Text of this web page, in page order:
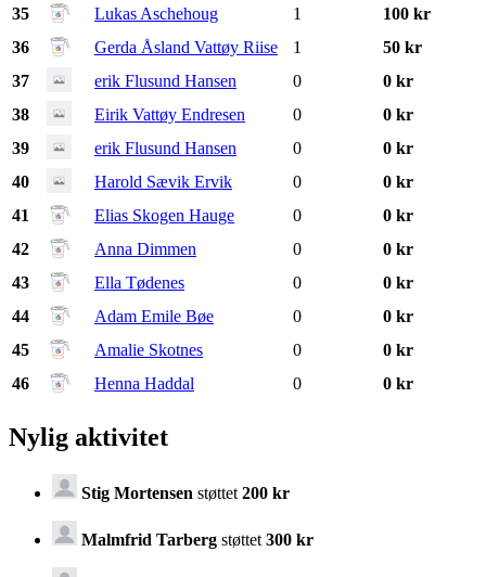
35 Lukas Aschehoug 1
100 kr
36
Gerda Åsland Vattøy Riise 1
50 kr
37
erik Flusund Hansen 0
0 kr
38
Eirik Vattøy Endresen 0
0 kr
39
erik Flusund Hansen 0
0 kr
40
Harold Sævik Ervik 0
0 kr
41
Elias Skogen Hauge 0
0 kr
42
Anna Dimmen 0
0 kr
43
Ella Tødenes 0
0 kr
44
Adam Emile Bøe 0
0 kr
45
Amalie Skotnes 0
0 kr
46
Henna Haddal 0 0 kr
Nylig aktivitet
Stig Mortensen støttet 200 kr
Malmfrid Tarberg støttet 300 kr